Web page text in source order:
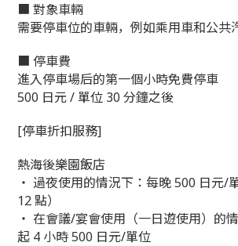
■ 對象車輛
需要停車位的車輛，例如乘用車和公共
■ 停車費
進入停車場后的第一個小時免費停車
500 日元 / 單位 30 分鐘之後
[停車折扣服務]
熱海後樂園飯店
・ 過夜使用的情況下：每晚 500 日元/
12 點）
・ 在會議/宴會使用（一日遊使用）的
起 4 小時 500 日元/單位